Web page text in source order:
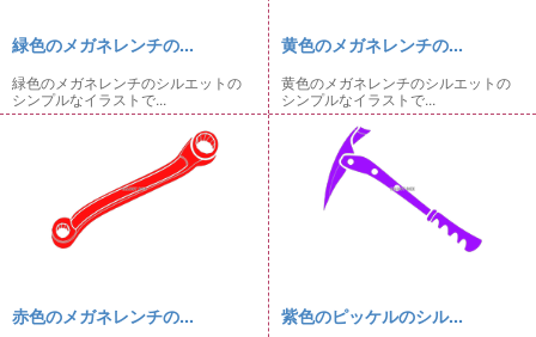
緑色のメガネレンチの...
緑色のメガネレンチのシルエットの
シンプルなイラストで...
黄色のメガネレンチの...
黄色のメガネレンチのシルエットの
シンプルなイラストで...
赤色のメガネレンチの... 紫色のピッケルのシル...